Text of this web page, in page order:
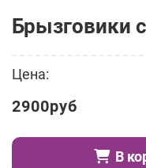
Брызговики
Цена:
2900руб
В